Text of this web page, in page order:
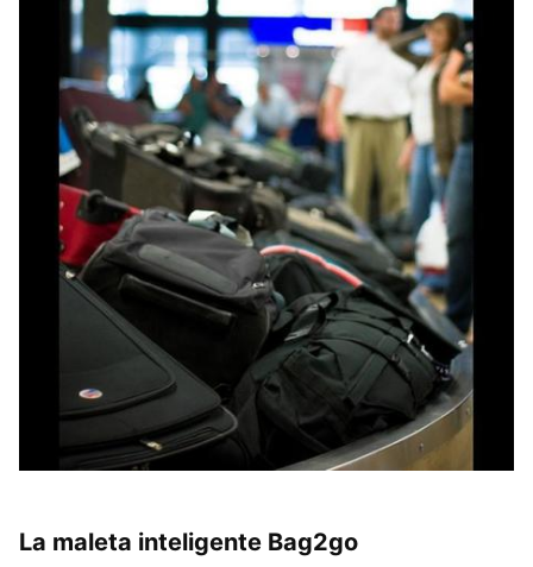
La maleta inteligente Bag2go